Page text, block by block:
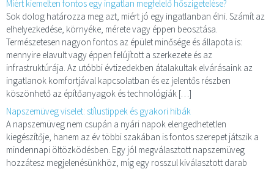
Miért kiemelten fontos egy ingatlan megfelelő hőszigetelése?
Sok dolog határozza meg azt, miért jó egy ingatlanban élni. Számít az
elhelyezkedése, környéke, mérete vagy éppen beosztása.
Természetesen nagyon fontos az épület minősége és állapota is:
mennyire elavult vagy éppen felújított a szerkezete és az
infrastruktúrája. Az utóbbi évtizedekben átalakultak elvárásaink az
ingatlanok komfortjával kapcsolatban és ez jelentős részben
köszönhető az építőanyagok és technológiák […]
Napszemüveg viselet: stílustippek és gyakori hibák
A napszemüveg nem csupán a nyári napok elengedhetetlen
kiegészítője, hanem az év többi szakában is fontos szerepet játszik a
mindennapi öltözködésben. Egy jól megválasztott napszemüveg
hozzátesz megjelenésünkhöz, míg egy rosszul kiválasztott darab